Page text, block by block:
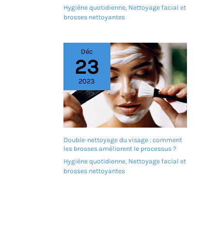
d'une hauteur de 23 cm à
seulement 10,6 cm en un
clin d'œil, ce masseur
plie pour libérer votre
espace. Sa structure
compacte est étudiée
pour se ranger facilement
après chaque utilisation
dans un placard étroit,
sous un canapé ou sous
un lit. Ne subissez plus
l'encombrement des bacs
à pieds classiques et
domicile haut de gamme
sans sacrifier la surface
de votre salle de bain ou
de votre salon, une
Hygiène quotidienne, Nettoyage facial et
brosses nettoyantes
Déc
23
2023
Double-nettoyage du visage : comment
les brosses améliorent le processus ?
Hygiène quotidienne, Nettoyage facial et
brosses nettoyantes